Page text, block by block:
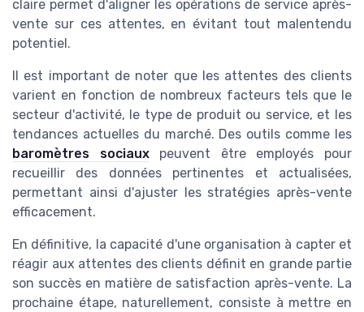
claire permet d'aligner les opérations de service après-
vente sur ces attentes, en évitant tout malentendu
potentiel.
Il est important de noter que les attentes des clients
varient en fonction de nombreux facteurs tels que le
secteur d'activité, le type de produit ou service, et les
tendances actuelles du marché. Des outils comme les
baromètres sociauxpeuvent être employés pour
recueillir des données pertinentes et actualisées,
permettant ainsi d'ajuster les stratégies après-vente
efficacement.
En définitive, la capacité d'une organisation à capter et
réagir aux attentes des clients définit en grande partie
son succès en matière de satisfaction après-vente. La
prochaine étape, naturellement, consiste à mettre en